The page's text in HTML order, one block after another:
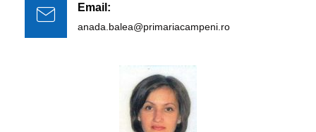
Email:
anada.balea@primariacampeni.ro